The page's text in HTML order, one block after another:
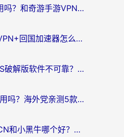
ChickCN VPN好用吗？和奇游手游VPN对比哪个回国效果更好？海外党亲测实用指南
海外党必看：PC VPN+回国加速器怎么选？无缝访问国内资源全攻略
海外党别踩坑！iOS破解版软件不可靠？教你选对回国加速器无缝看国内资源
雷神手游和快喵好用吗？海外党亲测5款回国加速器，附斧牛Bling对比+微信视频号解决办法
海外党纠结ChickCN和小黑牛哪个好？一篇帮你选对回国加速器的实用指南